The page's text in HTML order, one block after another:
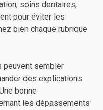
soins dentaires,
pour éviter les
bien chaque rubrique
peuvent sembler
des explications
bonne
les dépassements